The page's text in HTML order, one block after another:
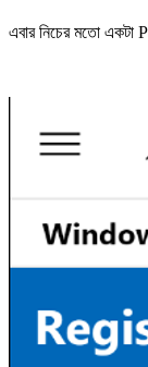
এবার নিচের মতো একটা